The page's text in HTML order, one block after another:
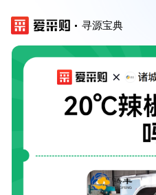
寻源宝典